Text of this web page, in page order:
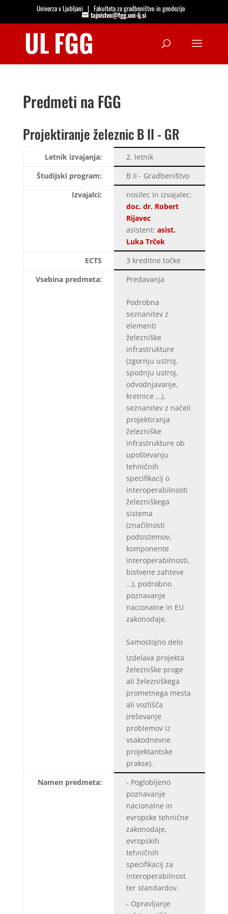
Univerza v Ljubljani |Fakulteta za gradbeništvo in geodezijo
tajnistvo@fgg.uni-lj.si
Predmeti na FGG
Projektiranje železnic B II - GR
Letnik izvajanja:
2. letnik
Študijski program:
B II - Gradbeništvo
Izvajalci:
nosilec in izvajalec:
doc. dr. Robert
Rijavec
asistent: asist.
Luka Trček
ECTS
3 kreditne točke
Vsebina predmeta:
Predavanja
Podrobna
seznanitev z
elementi
železniške
infrastrukture
(zgornju ustroj,
spodnju ustroj,
odvodnjavanje,
kretnice …),
seznanitev z načeli
projektiranja
železniške
infrastrukture ob
upoštevanju
tehničnih
specifikacij o
interoperabilnosti
železniškega
sistema
(značilnosti
podsistemov,
komponente
interoperabilnosti,
bistvene zahteve
…), podrobno
poznavanje
nacionalne in EU
zakonodaje.
Samostojno delo
Izdelava projekta
železniške proge
ali železniškega
prometnega mesta
ali vozlišča
(reševanje
problemov iz
vsakodnevne
projektantske
prakse).
Namen predmeta:
- Poglobljeno
poznavanje
nacionalne in
evropske tehnične
zakonodaje,
evropskih
tehničnih
specifikacij za
interoperabilnost
ter standardov.
- Opravljanje